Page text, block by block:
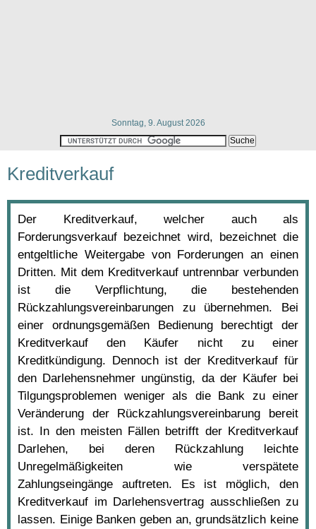
Sonntag, 9. August 2026
Kreditverkauf
Der Kreditverkauf, welcher auch als
Forderungsverkauf bezeichnet wird, bezeichnet die
entgeltliche Weitergabe von Forderungen an einen
Dritten. Mit dem Kreditverkauf untrennbar verbunden
ist die Verpflichtung, die bestehenden
Rückzahlungsvereinbarungen zu übernehmen. Bei
einer ordnungsgemäßen Bedienung berechtigt der
Kreditverkauf den Käufer nicht zu einer
Kreditkündigung. Dennoch ist der Kreditverkauf für
den Darlehensnehmer ungünstig, da der Käufer bei
Tilgungsproblemen weniger als die Bank zu einer
Veränderung der Rückzahlungsvereinbarung bereit
ist. In den meisten Fällen betrifft der Kreditverkauf
Darlehen, bei deren Rückzahlung leichte
Unregelmäßigkeiten wie verspätete
Zahlungseingänge auftreten. Es ist möglich, den
Kreditverkauf im Darlehensvertrag ausschließen zu
lassen. Einige Banken geben an, grundsätzlich keine